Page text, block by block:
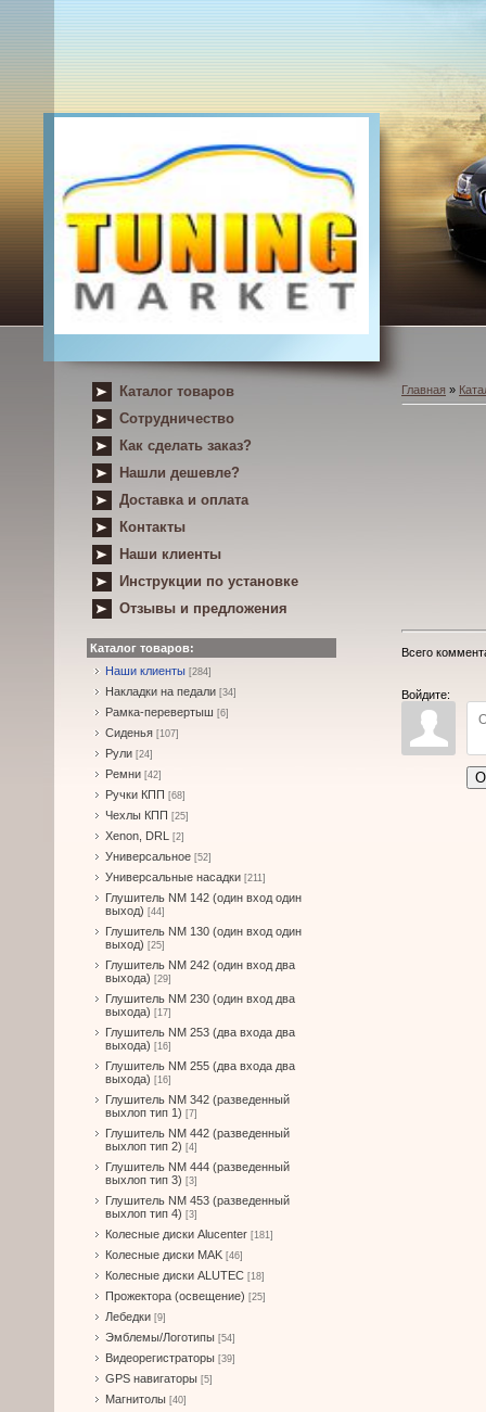
Каталог товаров
Сотрудничество
Как сделать заказ?
Нашли дешевле?
Доставка и оплата
Контакты
Наши клиенты
Инструкции по установке
Отзывы и предложения
Каталог товаров:
Наши клиенты [284]
Накладки на педали [34]
Рамка-перевертыш [6]
Сиденья [107]
Рули [24]
Ремни [42]
Ручки КПП [68]
Чехлы КПП [25]
Xenon, DRL [2]
Универсальное [52]
Универсальные насадки [211]
Глушитель NM 142 (один вход один
выход) [44]
Глушитель NM 130 (один вход один
выход) [25]
Глушитель NM 242 (один вход два
выхода) [29]
Глушитель NM 230 (один вход два
выхода) [17]
Глушитель NM 253 (два входа два
выхода) [16]
Глушитель NM 255 (два входа два
выхода) [16]
Глушитель NM 342 (разведенный
выхлоп тип 1) [7]
Глушитель NM 442 (разведенный
выхлоп тип 2) [4]
Глушитель NM 444 (разведенный
выхлоп тип 3) [3]
Глушитель NM 453 (разведенный
выхлоп тип 4) [3]
Колесные диски Alucenter [181]
Колесные диски MAK [46]
Колесные диски ALUTEC [18]
Прожектора (освещение) [25]
Лебедки [9]
Эмблемы/Логотипы [54]
Видеорегистраторы [39]
GPS навигаторы [5]
Магнитолы [40]
Главная »
Всего
Войдите: